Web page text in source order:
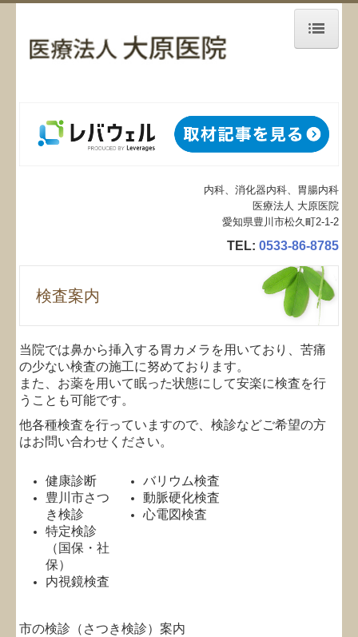
当院について
歯科・口腔外科のご案内
個人情報保護方針
地図、交通案内
内科、消化器内科、胃腸内科
医療法人 大原医院
愛知県豊川市松久町2-1-2
TEL: 0533-86-8785
検査案内
当院では鼻から挿入する胃カメラを用いており、苦痛
の少ない検査の施工に努めております。
また、お薬を用いて眠った状態にして安楽に検査を行
うことも可能です。
他各種検査を行っていますので、検診などご希望の方
はお問い合わせください。
健康診断
豊川市さつ
き検診
特定検診
（国保・社
保）
内視鏡検査
バリウム検査
動脈硬化検査
心電図検査
市の検診（さつき検診）案内